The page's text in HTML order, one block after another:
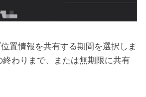
置情報を共有する期間を選択しま
終わりまで、または無期限に共有